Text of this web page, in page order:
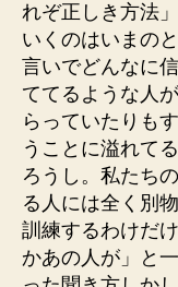
れぞ正しき方法
いくのはいまの
言いでどんなに
ててるような人
らっていたりも
うことに溢れて
ろうし。私たち
る人には全く別
訓練するわけだ
かあの人が」と